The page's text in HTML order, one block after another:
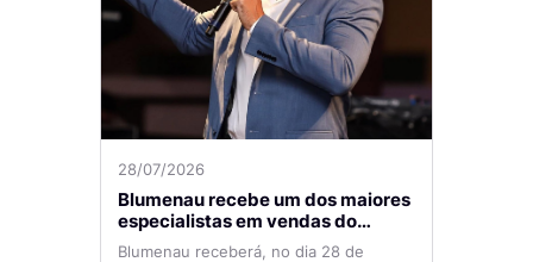
28/07/2026
Blumenau recebe um dos maiores
especialistas em vendas do
mercado imobiliário
Blumenau receberá, no dia 28 de